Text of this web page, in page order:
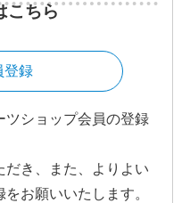
こちら
登録
ツショップ会員の登録
き、また、よりよい
お願いいたします。